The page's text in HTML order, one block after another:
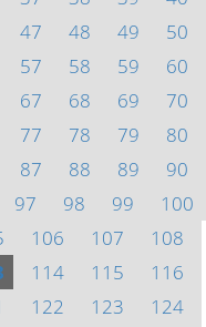
47 48 49
50
57 58 59
60
67 68 69
70
77 78 79
80
87 88 89
90
97 98 99
100
106 107
108
114 115
116
122 123
124